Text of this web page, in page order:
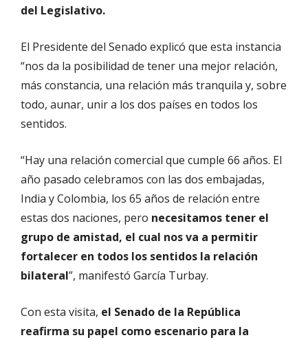
del Legislativo.
El Presidente del Senado explicó que esta instancia
“nos da la posibilidad de tener una mejor relación,
más constancia, una relación más tranquila y, sobre
todo, aunar, unir a los dos países en todos los
sentidos.
“Hay una relación comercial que cumple 66 años. El
año pasado celebramos con las dos embajadas,
India y Colombia, los 65 años de relación entre
estas dos naciones, pero necesitamos tener el
grupo de amistad, el cual nos va a permitir
fortalecer en todos los sentidos la relación
bilateral”, manifestó García Turbay.
Con esta visita, el Senado de la República
reafirma su papel como escenario para la